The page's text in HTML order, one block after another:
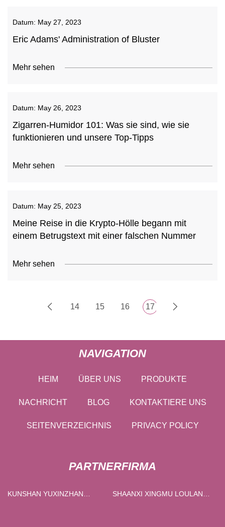
Datum: May 27, 2023
Eric Adams' Administration of Bluster
Mehr sehen
Datum: May 26, 2023
Zigarren-Humidor 101: Was sie sind, wie sie
funktionieren und unsere Top-Tipps
Mehr sehen
Datum: May 25, 2023
Meine Reise in die Krypto-Hölle begann mit
einem Betrugstext mit einer falschen Nummer
Mehr sehen
14 15 16 17
NAVIGATION
HEIM ÜBER UNS PRODUKTE
NACHRICHT BLOG KONTAKTIERE UNS
SEITENVERZEICHNIS PRIVACY POLICY
PARTNERFIRMA
KUNSHAN YUXINZHAN
SHAANXI XINGMU LOULAN